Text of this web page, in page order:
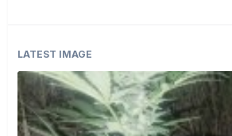
LATEST IMAGE